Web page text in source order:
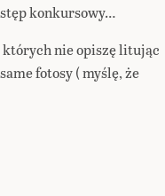
konkursowy…
których nie opiszę litując
fotosy ( myślę, że